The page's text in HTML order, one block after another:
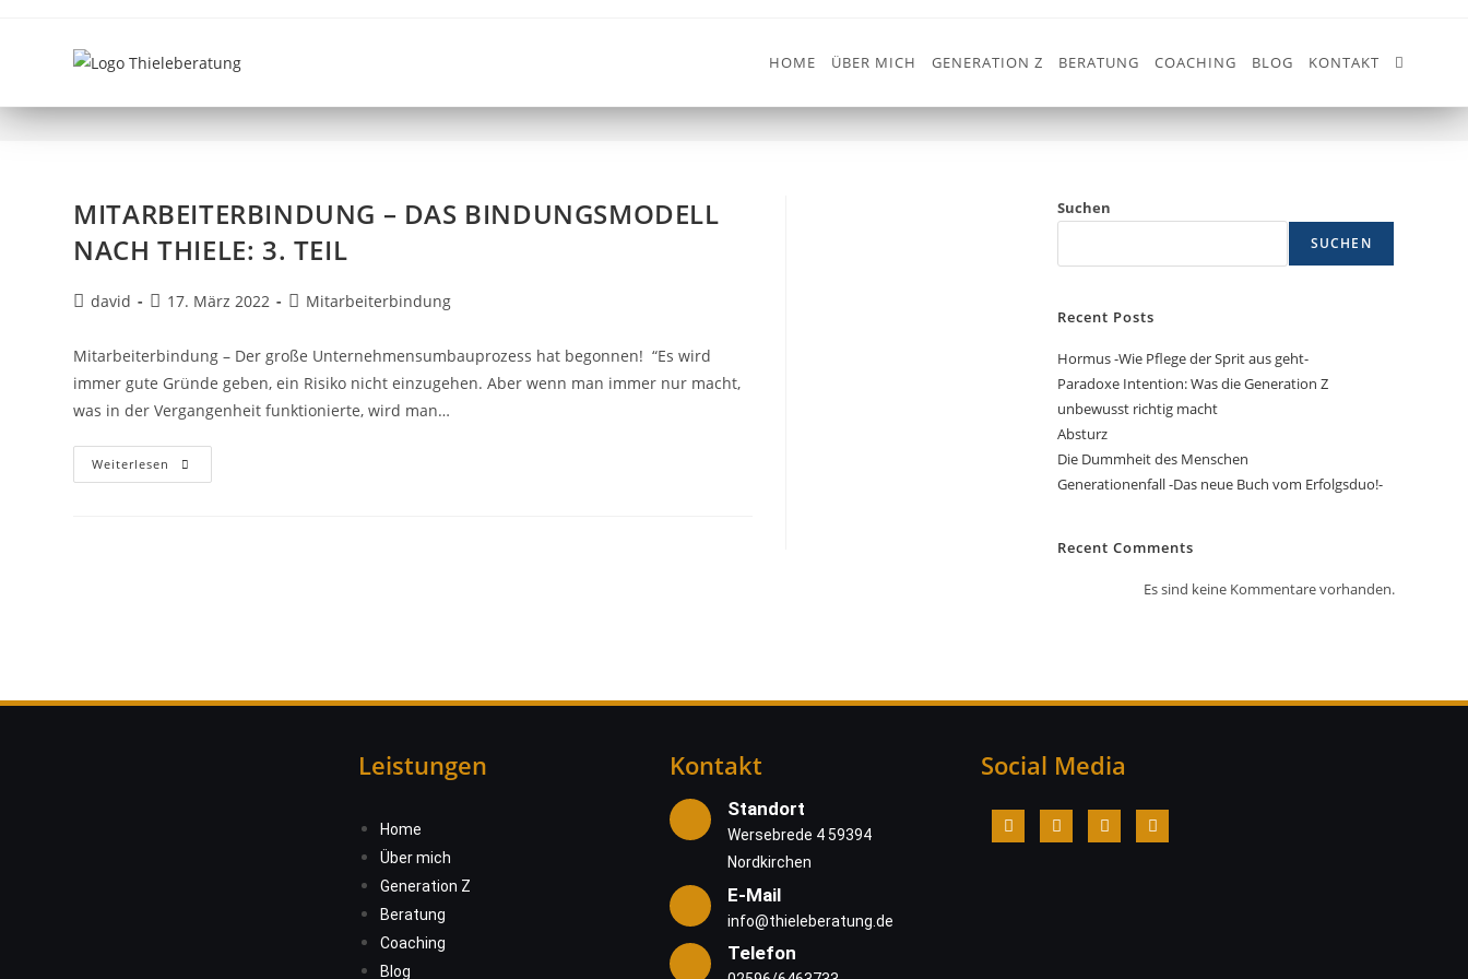
HOME ÜBER MICH GENERATION Z BERATUNG COACHING BLOG KONTAKT
ALLEINSTELLUNGSMERKMALE > ALLEINSTELLUNGSMERKMALE
MITARBEITERBINDUNG – DAS BINDUNGSMODELL
NACH THIELE: 3. TEIL
david 17. März 2022 Mitarbeiterbindung
Mitarbeiterbindung – Der große Unternehmensumbauprozess hat begonnen! “Es wird
immer gute Gründe geben, ein Risiko nicht einzugehen. Aber wenn man immer nur macht,
was in der Vergangenheit funktionierte, wird man…
Weiterlesen
Suchen
SUCHEN
Recent Posts
Hormus -Wie Pflege der Sprit aus geht-
Paradoxe Intention: Was die Generation Z
unbewusst richtig macht
Absturz
Die Dummheit des Menschen
Generationenfall -Das neue Buch vom Erfolgsduo!-
Recent Comments
Es sind keine Kommentare vorhanden.
Leistungen
Home
Über mich
Generation Z
Beratung
Coaching
Blog
Kontakt
Standort
Wersebrede 4 59394
Nordkirchen
E-Mail
info@thieleberatung.de
Telefon
Social Media